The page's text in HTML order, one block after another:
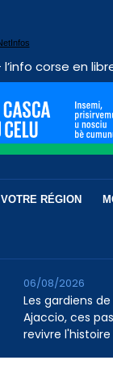
corse en
VOTRE RÉGION
Les gardiens
Ajaccio, ces
revivre
06/08/2026